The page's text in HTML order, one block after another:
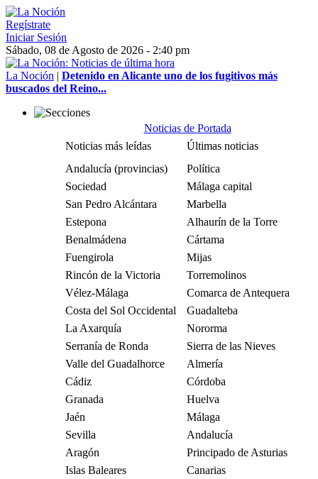
Regístrate
Iniciar Sesión
Sábado, 08 de Agosto de 2026 - 2:40 pm
La Noción | Detenido en Alicante uno de los fugitivos más
buscados del Reino...
Noticias de Portada
Noticias más leídas
Últimas noticias
Andalucía (provincias)
Política
Sociedad
Málaga capital
San Pedro Alcántara
Marbella
Estepona
Alhaurín de la Torre
Benalmádena
Cártama
Fuengirola
Mijas
Rincón de la Victoria
Torremolinos
Vélez-Málaga
Comarca de Antequera
Costa del Sol Occidental
Guadalteba
La Axarquía
Nororma
Serranía de Ronda
Sierra de las Nieves
Valle del Guadalhorce
Almería
Cádiz
Córdoba
Granada
Huelva
Jaén
Málaga
Sevilla
Andalucía
Aragón
Principado de Asturias
Islas Baleares
Canarias